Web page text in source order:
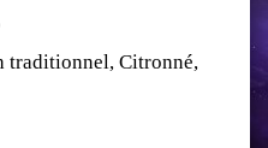
traditionnel, Citronné,